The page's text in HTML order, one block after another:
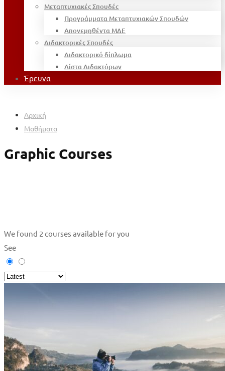
Μεταπτυχιακές Σπουδές
Προγράμματα Μεταπτυχιακών Σπουδών
Απονεμηθέντα ΜΔΕ
Διδακτορικές Σπουδές
Διδακτορικό δίπλωμα
Λίστα Διδακτόρων
Έρευνα
Αρχική
Μαθήματα
Graphic Courses
We found 2 courses available for you
See